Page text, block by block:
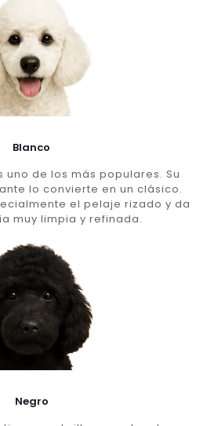
Blanco
uno de los más populares. Su
lo convierte en un clásico.
el pelaje rizado y da
muy limpia y refinada.
Negro